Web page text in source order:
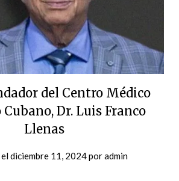
del Centro Médico
Dr. Luis Franco
Llenas
diciembre 11, 2024poradmin